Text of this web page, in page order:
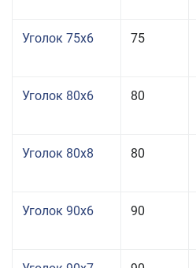
Уголок 75x6 75
Уголок 80x6 80
Уголок 80x8 80
Уголок 90x6 90